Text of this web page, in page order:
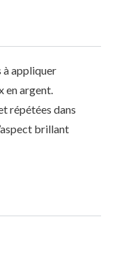
à appliquer
en argent.
répétées dans
brillant